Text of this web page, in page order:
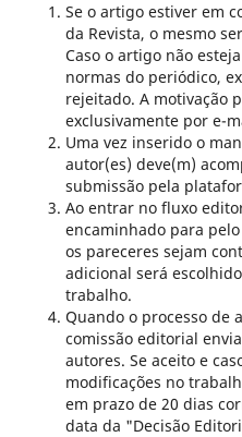
Se o artigo estiver em
da Revista, o mesmo
Caso o artigo não
normas do periódico,
rejeitado. A motivação
exclusivamente por e-
Uma vez inserido o
autor(es) deve(m)
submissão pela
Ao entrar no fluxo
encaminhado para
os pareceres sejam
adicional será
trabalho.
Quando o processo de
comissão editorial
autores. Se aceito e
modificações no
em prazo de 20 dias
data da "Decisão